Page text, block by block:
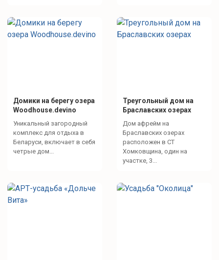
Домики на берегу озера
Woodhouse.devino
Уникальный загородный
комплекс для отдыха в
Беларуси, включает в себя
четрые дом...
Треугольный дом на
Браславских озерах
Дом афрейм на
Браславских озерах
расположен в СТ
Хомковщина, один на
участке, 3...